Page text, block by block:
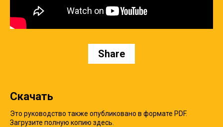
Share
Скачать
Это руководство также опубликовано в формате PDF.
Загрузите полную копию здесь.